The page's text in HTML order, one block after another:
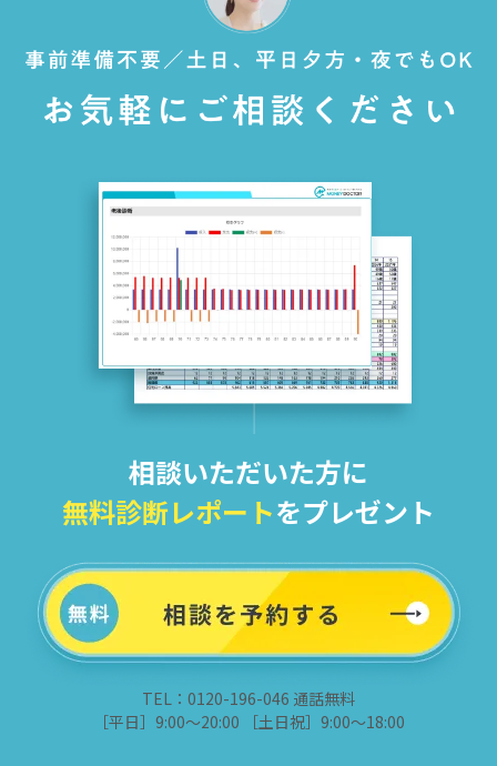
相談いただいた方に
無料診断レポートをプレゼント
TEL：0120-196-046 通話無料
［平日］9:00～20:00 ［土日祝］9:00～18:00